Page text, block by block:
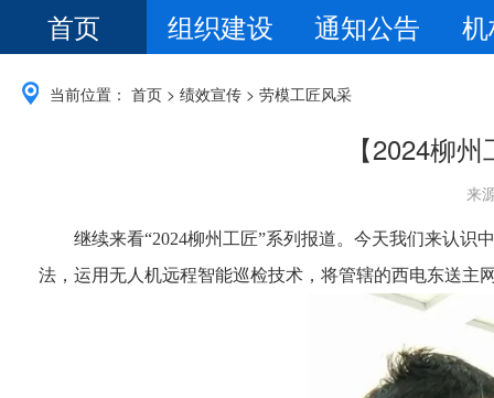
首页 组织建设 通知公告
当前位置： 首页 > 绩效宣传 > 劳模工匠风采
【2024柳
来
继续来看“2024柳州工匠”系列报道。今天我们来认
法，运用无人机远程智能巡检技术，将管辖的西电东送主